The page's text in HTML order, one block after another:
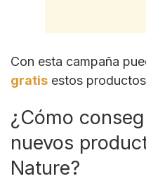
Con esta campaña
gratis estos
¿Cómo
nuevos
Nature?